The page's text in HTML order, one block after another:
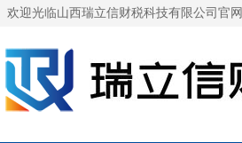
欢迎光临山西瑞立信财税科技有限公司官网